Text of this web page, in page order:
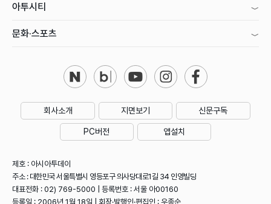
아투시티
문화·스포츠
회사소개 지면보기 신문구독
PC버전 앱설치
제호 : 아시아투데이
주소 : 대한민국 서울특별시 영등포구 의사당대로1길 34 인영빌딩
대표전화 : 02) 769-5000 | 등록번호 : 서울 아00160
등록일 : 2006년 1월 18일 | 회장·발행인·편집인 : 우종순